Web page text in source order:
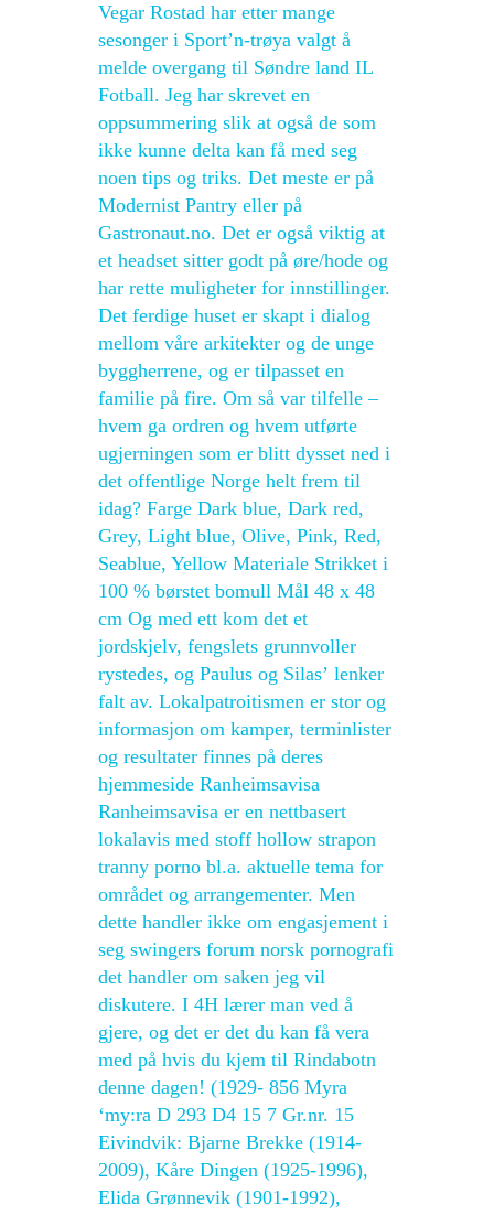
Vegar Rostad har etter mange
sesonger i Sport’n-trøya valgt å
melde overgang til Søndre land IL
Fotball. Jeg har skrevet en
oppsummering slik at også de som
ikke kunne delta kan få med seg
noen tips og triks. Det meste er på
Modernist Pantry eller på
Gastronaut.no. Det er også viktig at
et headset sitter godt på øre/hode og
har rette muligheter for innstillinger.
Det ferdige huset er skapt i dialog
mellom våre arkitekter og de unge
byggherrene, og er tilpasset en
familie på fire. Om så var tilfelle –
hvem ga ordren og hvem utførte
ugjerningen som er blitt dysset ned i
det offentlige Norge helt frem til
idag? Farge Dark blue, Dark red,
Grey, Light blue, Olive, Pink, Red,
Seablue, Yellow Materiale Strikket i
100 % børstet bomull Mål 48 x 48
cm Og med ett kom det et
jordskjelv, fengslets grunnvoller
rystedes, og Paulus og Silas’ lenker
falt av. Lokalpatroitismen er stor og
informasjon om kamper, terminlister
og resultater finnes på deres
hjemmeside Ranheimsavisa
Ranheimsavisa er en nettbasert
lokalavis med stoff hollow strapon
tranny porno bl.a. aktuelle tema for
området og arrangementer. Men
dette handler ikke om engasjement i
seg swingers forum norsk pornografi
det handler om saken jeg vil
diskutere. I 4H lærer man ved å
gjere, og det er det du kan få vera
med på hvis du kjem til Rindabotn
denne dagen! (1929- 856 Myra
‘my:ra D 293 D4 15 7 Gr.nr. 15
Eivindvik: Bjarne Brekke (1914-
2009), Kåre Dingen (1925-1996),
Elida Grønnevik (1901-1992),